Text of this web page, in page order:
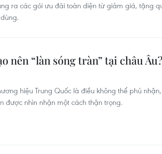
ra các gói ưu đãi toàn diện từ giảm giá, tặng
nên “làn sóng tràn” tại châu Âu?
hiệu Trung Quốc là điều không thể phủ nhận,
được nhìn nhận một cách thận trọng.